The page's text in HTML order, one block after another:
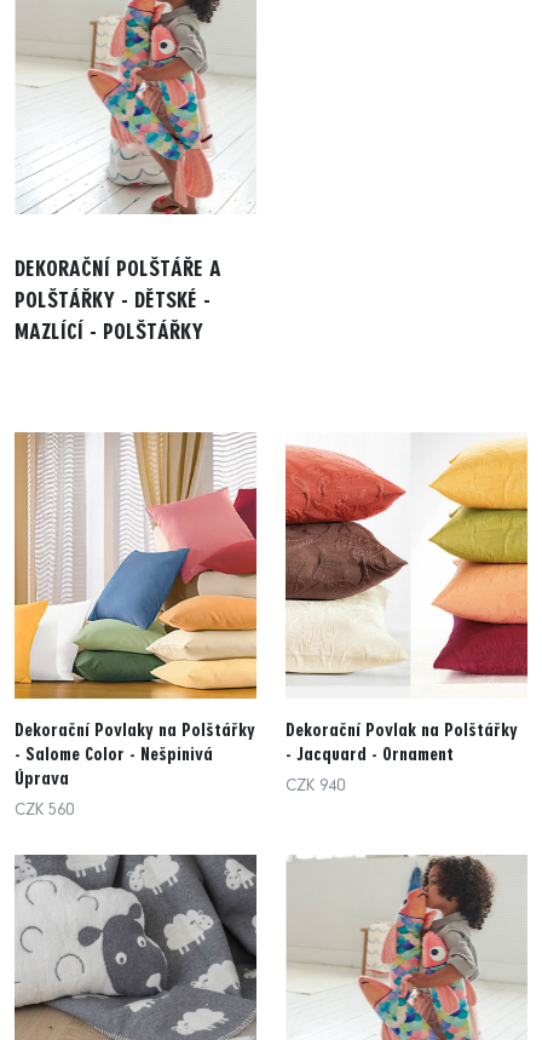
DEKORAČNÍ POLŠTÁŘE A
POLŠTÁŘKY - DĚTSKÉ -
MAZLÍCÍ - POLŠTÁŘKY
Dekorační Povlaky na Polštářky
- Salome Color - Nešpinivá
Úprava
CZK 560
Dekorační Povlak na Polštářky
- Jacquard - Ornament
CZK 940